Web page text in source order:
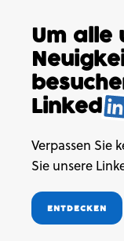
Um alle
Linked.
Verpassen Sie
Sie unsere
ENTDECKEN